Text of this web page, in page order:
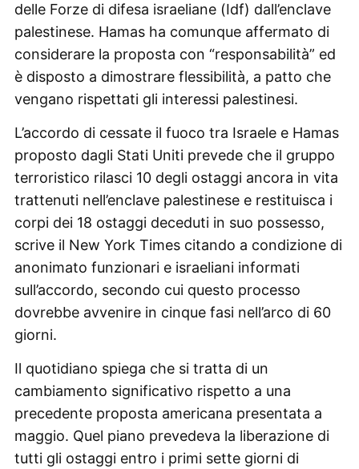
delle Forze di difesa israeliane (Idf) dall’enclave
palestinese. Hamas ha comunque affermato di
considerare la proposta con “responsabilità” ed
è disposto a dimostrare flessibilità, a patto che
vengano rispettati gli interessi palestinesi.
L’accordo di cessate il fuoco tra Israele e Hamas
proposto dagli Stati Uniti prevede che il gruppo
terroristico rilasci 10 degli ostaggi ancora in vita
trattenuti nell’enclave palestinese e restituisca i
corpi dei 18 ostaggi deceduti in suo possesso,
scrive il New York Times citando a condizione di
anonimato funzionari e israeliani informati
sull’accordo, secondo cui questo processo
dovrebbe avvenire in cinque fasi nell’arco di 60
giorni.
Il quotidiano spiega che si tratta di un
cambiamento significativo rispetto a una
precedente proposta americana presentata a
maggio. Quel piano prevedeva la liberazione di
tutti gli ostaggi entro i primi sette giorni di